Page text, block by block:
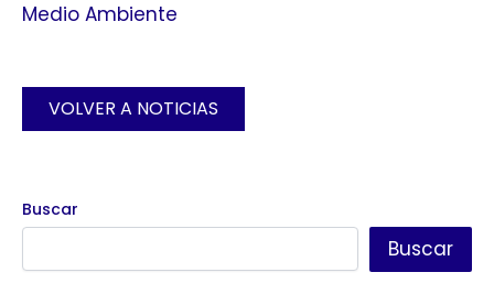
Medio Ambiente
VOLVER A NOTICIAS
Buscar
Buscar